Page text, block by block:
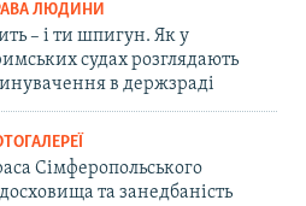
ЛЮДИНИ
– і ти шпигун. Як у
судах розглядають
в держзраді
Сімферопольського
та занедбаність